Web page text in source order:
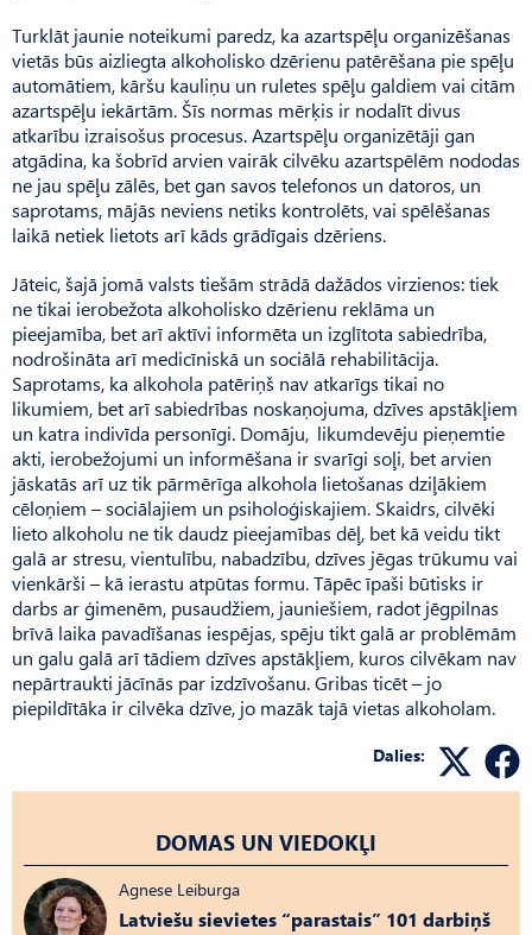
Turklāt jaunie noteikumi paredz, ka azartspēļu organizēšanas
vietās būs aizliegta alkoholisko dzērienu patērēšana pie spēļu
automātiem, kāršu kauliņu un ruletes spēļu galdiem vai citām
azartspēļu iekārtām. Šīs normas mērķis ir nodalīt divus
atkarību izraisošus procesus. Azartspēļu organizētāji gan
atgādina, ka šobrīd arvien vairāk cilvēku azartspēlēm nododas
ne jau spēļu zālēs, bet gan savos telefonos un datoros, un
saprotams, mājās neviens netiks kontrolēts, vai spēlēšanas
laikā netiek lietots arī kāds grādīgais dzēriens.
Jāteic, šajā jomā valsts tiešām strādā dažādos virzienos: tiek
ne tikai ierobežota alkoholisko dzērienu reklāma un
pieejamība, bet arī aktīvi informēta un izglītota sabiedrība,
nodrošināta arī medicīniskā un sociālā rehabilitācija.
Saprotams, ka alkohola patēriņš nav atkarīgs tikai no
likumiem, bet arī sabiedrības noskaņojuma, dzīves apstākļiem
un katra indivīda personīgi. Do­māju, likumdevēju pieņemtie
akti, ierobežojumi un informēšana ir svarīgi soļi, bet arvien
jāskatās arī uz tik pārmērīga alkohola lietošanas dziļākiem
cēloņiem – sociālajiem un psiholoģiskajiem. Skaidrs, cilvēki
lieto alkoholu ne tik daudz pieejamības dēļ, bet kā veidu tikt
galā ar stresu, vientulību, nabadzību, dzīves jēgas trūkumu vai
vienkārši – kā ierastu atpūtas formu. Tāpēc īpaši būtisks ir
darbs ar ģimenēm, pusaudžiem, jauniešiem, radot jēgpilnas
brīvā laika pavadīšanas iespējas, spēju tikt galā ar problēmām
un galu galā arī tādiem dzīves apstākļiem, kuros cilvēkam nav
nepārtraukti jācīnās par izdzīvošanu. Gribas ticēt – jo
piepildītāka ir cilvēka dzīve, jo mazāk tajā vietas alkoholam.
Dalies:
DOMAS UN VIEDOKĻI
Agnese Leiburga
Latviešu sievietes “parastais” 101 darbiņš